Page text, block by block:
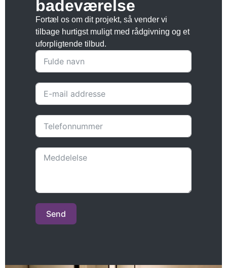
badeværelse
Fortæl os om dit projekt, så vender vi
tilbage hurtigst muligt med rådgivning og et
uforpligtende tilbud.
Send